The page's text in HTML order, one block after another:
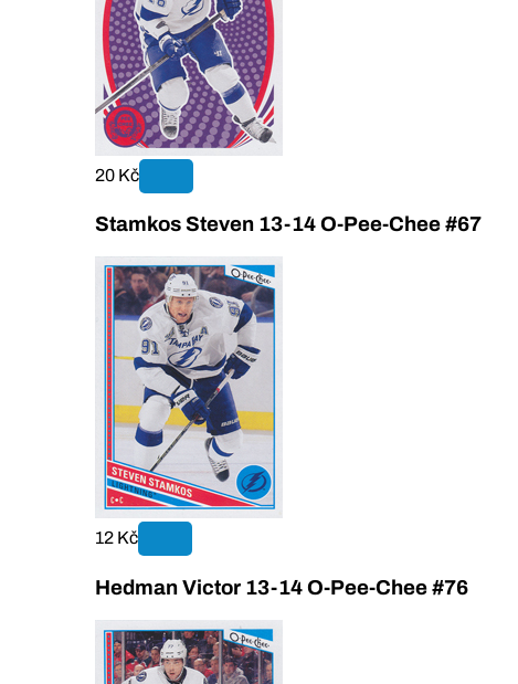
20 Kč
Stamkos Steven 13-14 O-Pee-Chee #67
12 Kč
Hedman Victor 13-14 O-Pee-Chee #76